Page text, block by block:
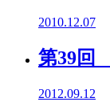
2010.12.07
第39回
2012.09.12